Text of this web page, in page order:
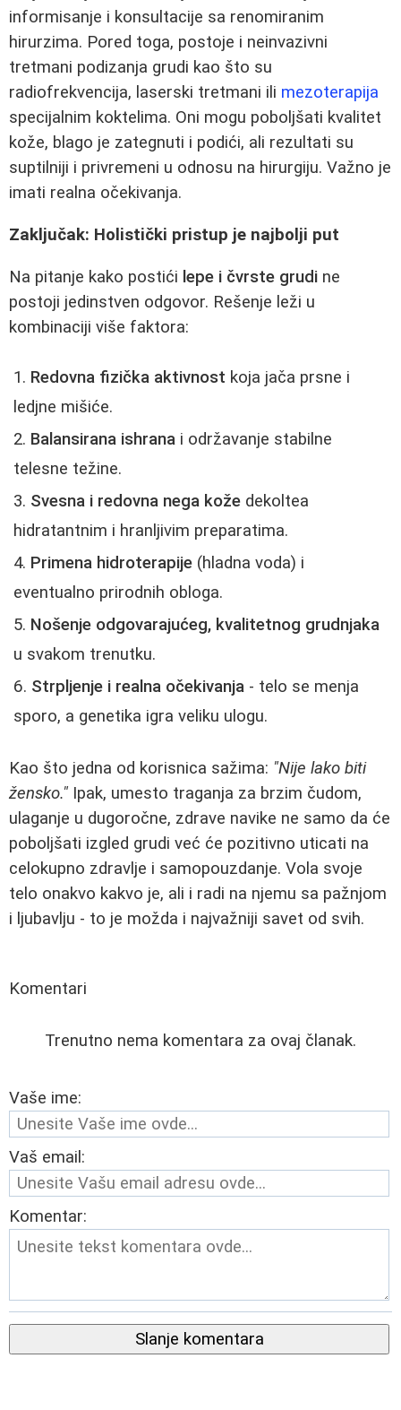
informisanje i konsultacije sa renomiranim
hirurzima. Pored toga, postoje i neinvazivni
tretmani podizanja grudi kao što su
radiofrekvencija, laserski tretmani ili mezoterapija
specijalnim koktelima. Oni mogu poboljšati kvalitet
kože, blago je zategnuti i podići, ali rezultati su
suptilniji i privremeni u odnosu na hirurgiju. Važno je
imati realna očekivanja.
Zaključak: Holistički pristup je najbolji put
Na pitanje kako postići lepe i čvrste grudi ne
postoji jedinstven odgovor. Rešenje leži u
kombinaciji više faktora:
Redovna fizička aktivnost koja jača prsne i
ledjne mišiće.
Balansirana ishrana i održavanje stabilne
telesne težine.
Svesna i redovna nega kože dekoltea
hidratantnim i hranljivim preparatima.
Primena hidroterapije (hladna voda) i
eventualno prirodnih obloga.
Nošenje odgovarajućeg, kvalitetnog grudnjaka
u svakom trenutku.
Strpljenje i realna očekivanja - telo se menja
sporo, a genetika igra veliku ulogu.
Kao što jedna od korisnica sažima: "Nije lako biti
žensko." Ipak, umesto traganja za brzim čudom,
ulaganje u dugoročne, zdrave navike ne samo da će
poboljšati izgled grudi već će pozitivno uticati na
celokupno zdravlje i samopouzdanje. Vola svoje
telo onakvo kakvo je, ali i radi na njemu sa pažnjom
i ljubavlju - to je možda i najvažniji savet od svih.
Komentari
Trenutno nema komentara za ovaj članak.
Vaše ime:
Vaš email:
Komentar:
Slanje komentara